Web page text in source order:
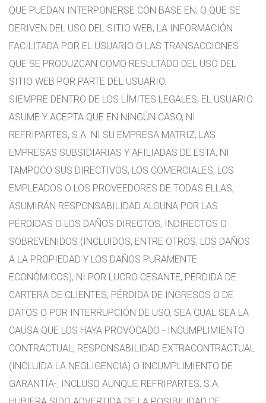
QUE PUEDAN INTERPONERSE CON BASE EN, O QUE SE
DERIVEN DEL USO DEL SITIO WEB, LA INFORMACIÓN
FACILITADA POR EL USUARIO O LAS TRANSACCIONES
QUE SE PRODUZCAN COMO RESULTADO DEL USO DEL
SITIO WEB POR PARTE DEL USUARIO.
SIEMPRE DENTRO DE LOS LÍMITES LEGALES, EL USUARIO
ASUME Y ACEPTA QUE EN NINGÚN CASO, NI
REFRIPARTES, S.A. NI SU EMPRESA MATRIZ, LAS
EMPRESAS SUBSIDIARIAS Y AFILIADAS DE ESTA, NI
TAMPOCO SUS DIRECTIVOS, LOS COMERCIALES, LOS
EMPLEADOS O LOS PROVEEDORES DE TODAS ELLAS,
ASUMIRÁN RESPONSABILIDAD ALGUNA POR LAS
PÉRDIDAS O LOS DAÑOS DIRECTOS, INDIRECTOS O
SOBREVENIDOS (INCLUIDOS, ENTRE OTROS, LOS DAÑOS
A LA PROPIEDAD Y LOS DAÑOS PURAMENTE
ECONÓMICOS), NI POR LUCRO CESANTE, PÉRDIDA DE
CARTERA DE CLIENTES, PÉRDIDA DE INGRESOS O DE
DATOS O POR INTERRUPCIÓN DE USO, SEA CUAL SEA LA
CAUSA QUE LOS HAYA PROVOCADO - INCUMPLIMIENTO
CONTRACTUAL, RESPONSABILIDAD EXTRACONTRACTUAL
(INCLUIDA LA NEGLIGENCIA) O INCUMPLIMIENTO DE
GARANTÍA-, INCLUSO AUNQUE REFRIPARTES, S.A.